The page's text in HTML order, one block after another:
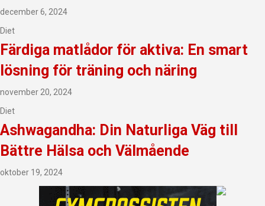
december 6, 2024
Diet
Färdiga matlådor för aktiva: En smart
lösning för träning och näring
november 20, 2024
Diet
Ashwagandha: Din Naturliga Väg till
Bättre Hälsa och Välmående
oktober 19, 2024